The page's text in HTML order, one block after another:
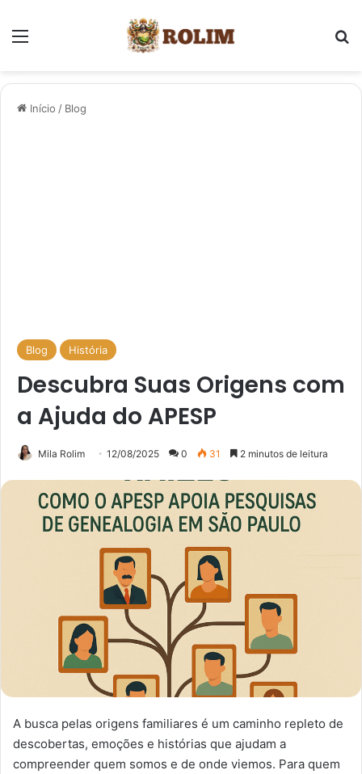
Menu
Início / Blog
Blog História
Descubra Suas Origens com
a Ajuda do APESP
Mila Rolim 12/08/2025 0 31 2 minutos de leitura
A busca pelas origens familiares é um caminho repleto de
descobertas, emoções e histórias que ajudam a
compreender quem somos e de onde viemos. Para quem